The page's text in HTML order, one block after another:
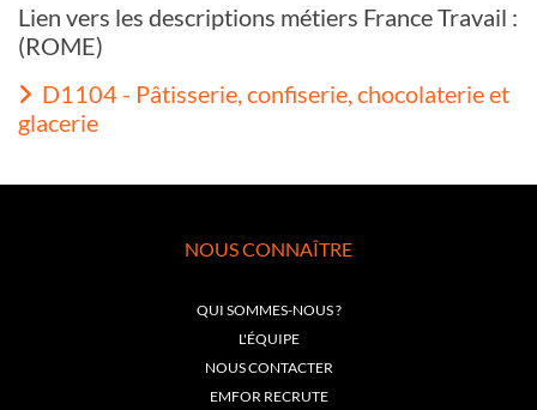
Lien vers les descriptions métiers France Travail :
(ROME)
D1104 - Pâtisserie, confiserie, chocolaterie et
glacerie
NOUS CONNAÎTRE
QUI SOMMES-NOUS ?
L'ÉQUIPE
NOUS CONTACTER
EMFOR RECRUTE